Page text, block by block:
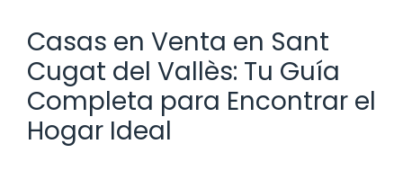
Casas en Venta en Sant
Cugat del Vallès: Tu Guía
Completa para Encontrar el
Hogar Ideal